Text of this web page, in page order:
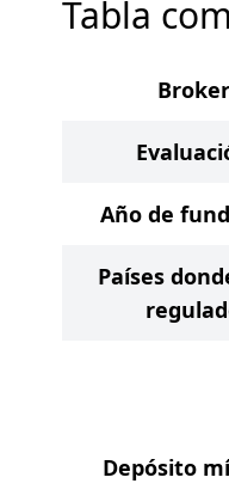
Tabla
Broker
Año de
Países
Depósito